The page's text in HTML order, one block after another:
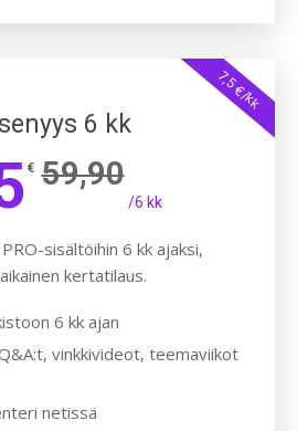
7,5 €/kk
6 kk
€ 59,90
/6 kk
sisältöihin 6 kk ajaksi,
kertatilaus.
6 kk ajan
vinkkivideot, teemaviikot
netissä